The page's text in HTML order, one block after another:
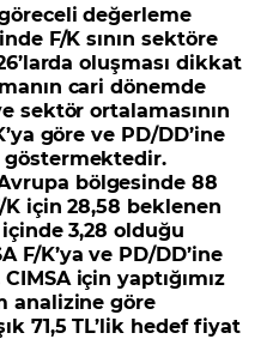
değerleme
F/K sının sektöre
oluşması dikkat
cari dönemde
sektör ortalamasının
göre ve PD/DD’ine
bölgesinde 88
için 28,58 beklenen
3,28 olduğu
F/K’ya ve PD/DD’ine
için yaptığımız
analizine göre
71,5 TL’lik hedef fiyat